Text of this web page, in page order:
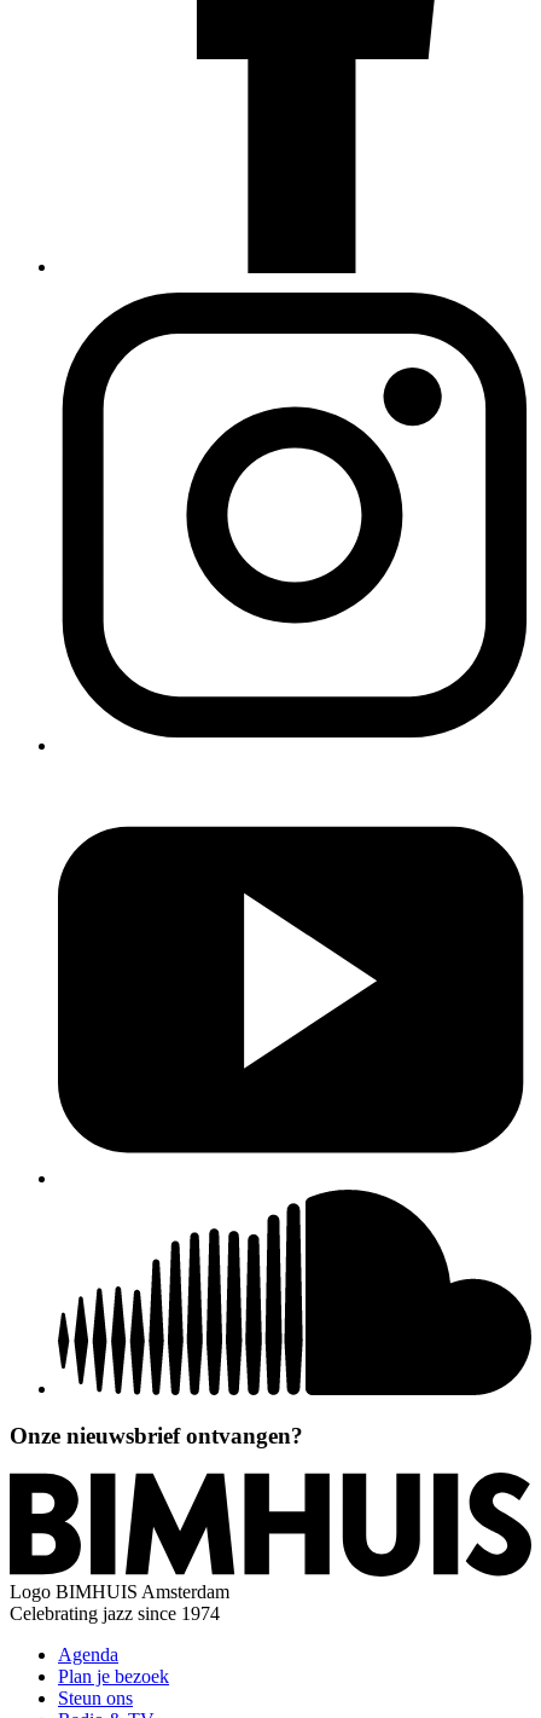
Onze nieuwsbrief ontvangen?
Logo BIMHUIS Amsterdam
Celebrating jazz since 1974
Agenda
Plan je bezoek
Steun ons